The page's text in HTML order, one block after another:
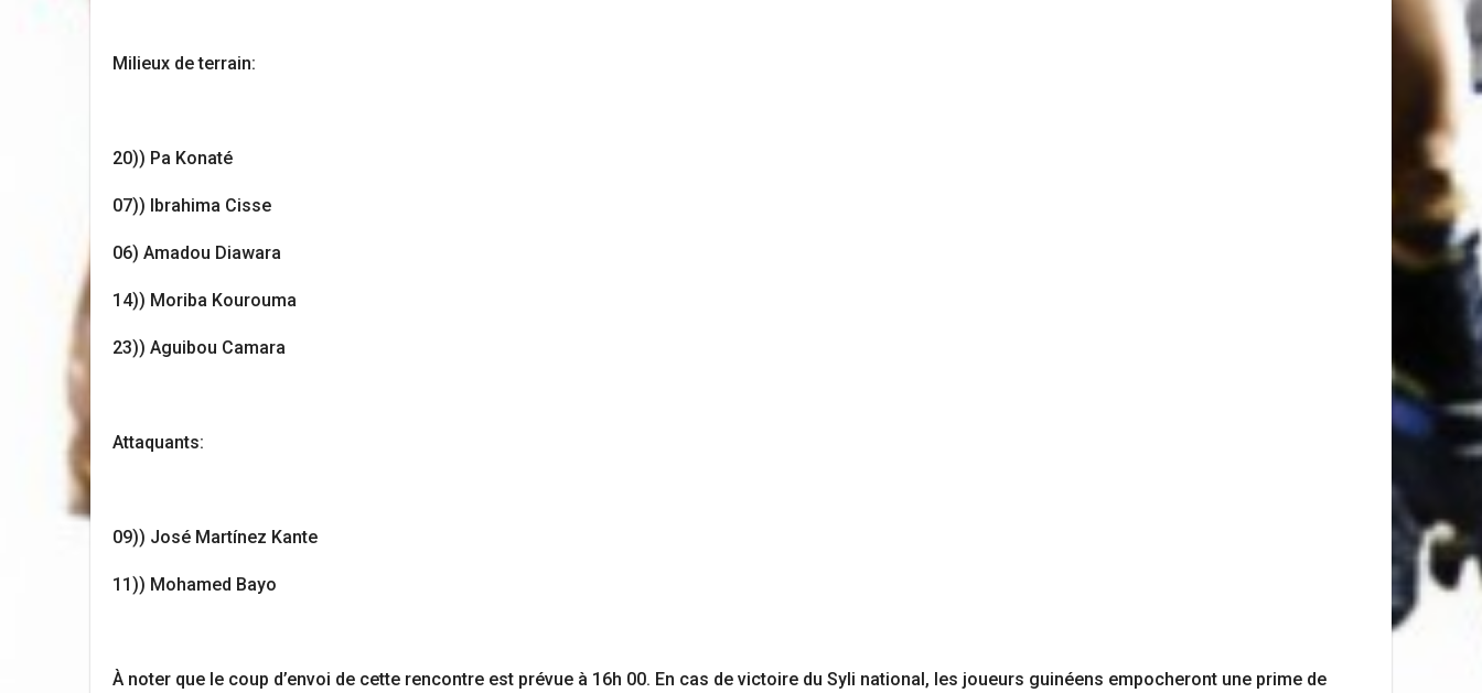
Milieux de terrain:
20)) Pa Konaté
07)) Ibrahima Cisse
06) Amadou Diawara
14)) Moriba Kourouma
23)) Aguibou Camara
Attaquants:
09)) José Martínez Kante
11)) Mohamed Bayo
À noter que le coup d’envoi de cette rencontre est prévue à 16h 00. En cas de victoire du Syli national, les joueurs guinéens empocheront une prime de